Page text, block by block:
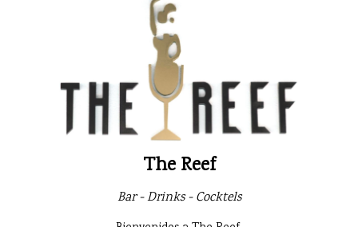
The Reef
Bar - Drinks - Cocktels